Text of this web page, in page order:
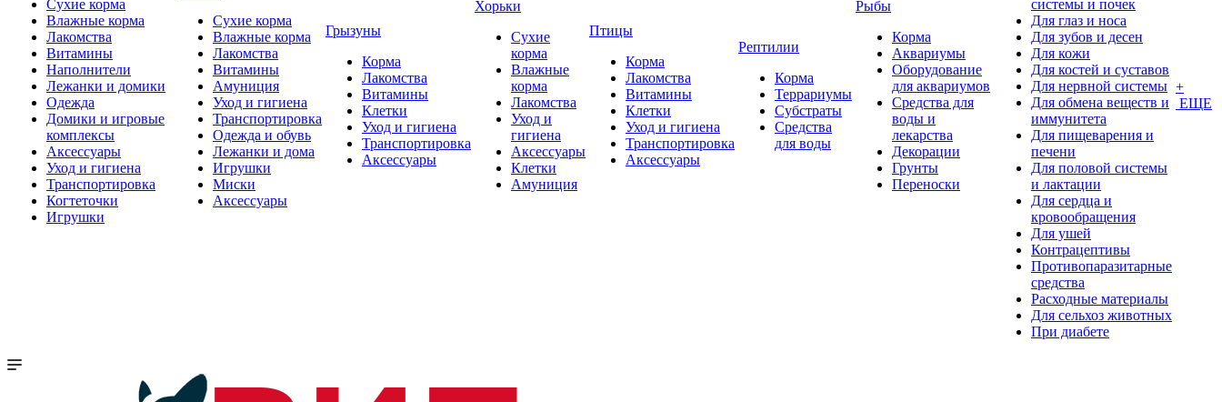
Сухие корма
Влажные корма
Лакомства
Витамины
Наполнители
Лежанки и домики
Одежда
Домики и игровые
комплексы
Аксессуары
Уход и гигиена
Транспортировка
Когтеточки
Игрушки
Сухие корма
Влажные корма
Лакомства
Витамины
Амуниция
Уход и гигиена
Транспортировка
Одежда и обувь
Лежанки и дома
Игрушки
Миски
Аксессуары
Грызуны
Корма
Лакомства
Витамины
Клетки
Уход и гигиена
Транспортировка
Аксессуары
Хорьки
Сухие
корма
Влажные
корма
Лакомства
Уход и
гигиена
Аксессуары
Клетки
Амуниция
Птицы
Корма
Лакомства
Витамины
Клетки
Уход и гигиена
Транспортировка
Аксессуары
Рептилии
Корма
Террариумы
Субстраты
Средства
для воды
Рыбы
Корма
Аквариумы
Оборудование
для аквариумов
Средства для
воды и
лекарства
Декорации
Грунты
Переноски
системы и почек
Для глаз и носа
Для зубов и десен
Для кожи
Для костей и суставов
Для нервной системы
Для обмена веществ и
иммунитета
Для пищеварения и
печени
Для половой системы
и лактации
Для сердца и
кровообращения
Для ушей
Контрацептивы
Противопаразитарные
средства
Расходные материалы
Для сельхоз животных
При диабете
+
ЕЩЕ